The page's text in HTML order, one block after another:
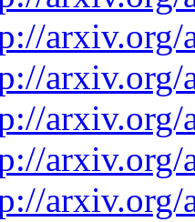
arxiv.org/
arxiv.org/
arxiv.org/
arxiv.org/
arxiv.org/